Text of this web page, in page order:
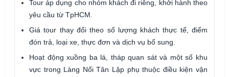
Tour áp dụng cho nhóm khách đi riêng, khởi hành theo
yêu cầu từ TpHCM.
Giá tour thay đổi theo số lượng khách thực tế, điểm
đón trả, loại xe, thực đơn và dịch vụ bổ sung.
Hoạt động xuồng ba lá, tháp quan sát và một số khu
vực trong Làng Nổi Tân Lập phụ thuộc điều kiện vận